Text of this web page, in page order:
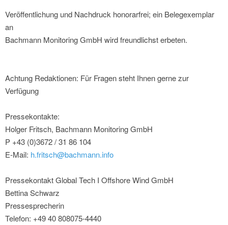
Veröffentlichung und Nachdruck honorarfrei; ein Belegexemplar
an
Bachmann Monitoring GmbH wird freundlichst erbeten.
Achtung Redaktionen: Für Fragen steht Ihnen gerne zur
Verfügung
Pressekontakte:
Holger Fritsch, Bachmann Monitoring GmbH
P +43 (0)3672 / 31 86 104
E-Mail: h.fritsch@bachmann.info
Pressekontakt Global Tech I Offshore Wind GmbH
Bettina Schwarz
Pressesprecherin
Telefon: +49 40 808075-4440